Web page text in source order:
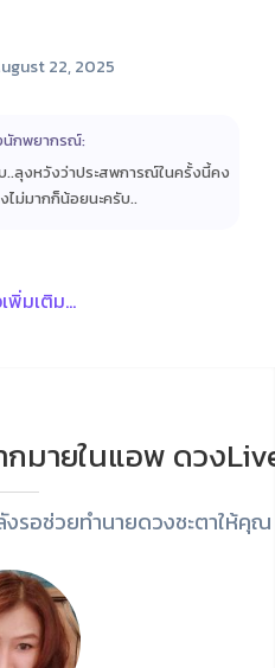
22, 2025
กพยากรณ์:
ลุงหวังว่าประสพการณ์ในครั้งนี้คง
ไม่มากก็น้อยนะครับ..
พิ่มเติม...
มายในแอพ ดวง
รอช่วยทำนายดวงชะตาให้คุณ